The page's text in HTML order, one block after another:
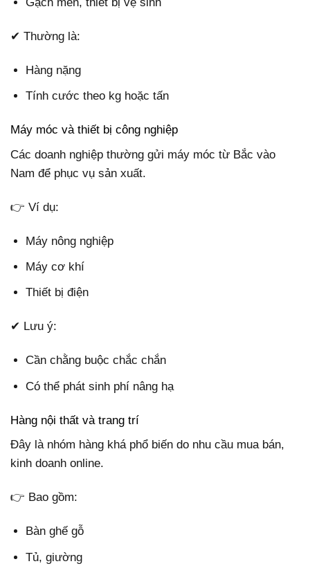
✔ Thường là:
Hàng nặng
Tính cước theo kg hoặc tấn
Máy móc và thiết bị công nghiệp
Các doanh nghiệp thường gửi máy móc từ Bắc vào
Nam để phục vụ sản xuất.
👉 Ví dụ:
Máy nông nghiệp
Máy cơ khí
Thiết bị điện
✔ Lưu ý:
Cần chằng buộc chắc chắn
Có thể phát sinh phí nâng hạ
Hàng nội thất và trang trí
Đây là nhóm hàng khá phổ biến do nhu cầu mua bán,
kinh doanh online.
👉 Bao gồm:
Bàn ghế gỗ
Tủ, giường